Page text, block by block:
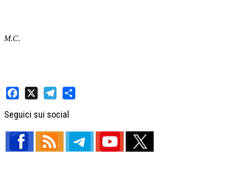
M.C.
Seguici sui social